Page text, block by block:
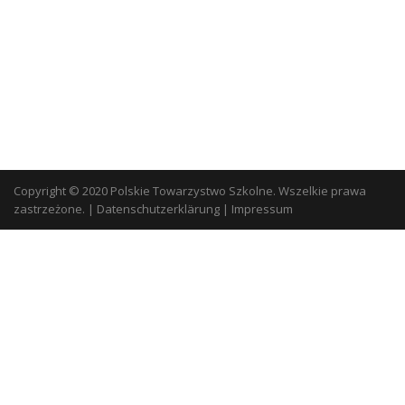
Copyright © 2020 Polskie Towarzystwo Szkolne. Wszelkie prawa
zastrzeżone. | Datenschutzerklärung | Impressum